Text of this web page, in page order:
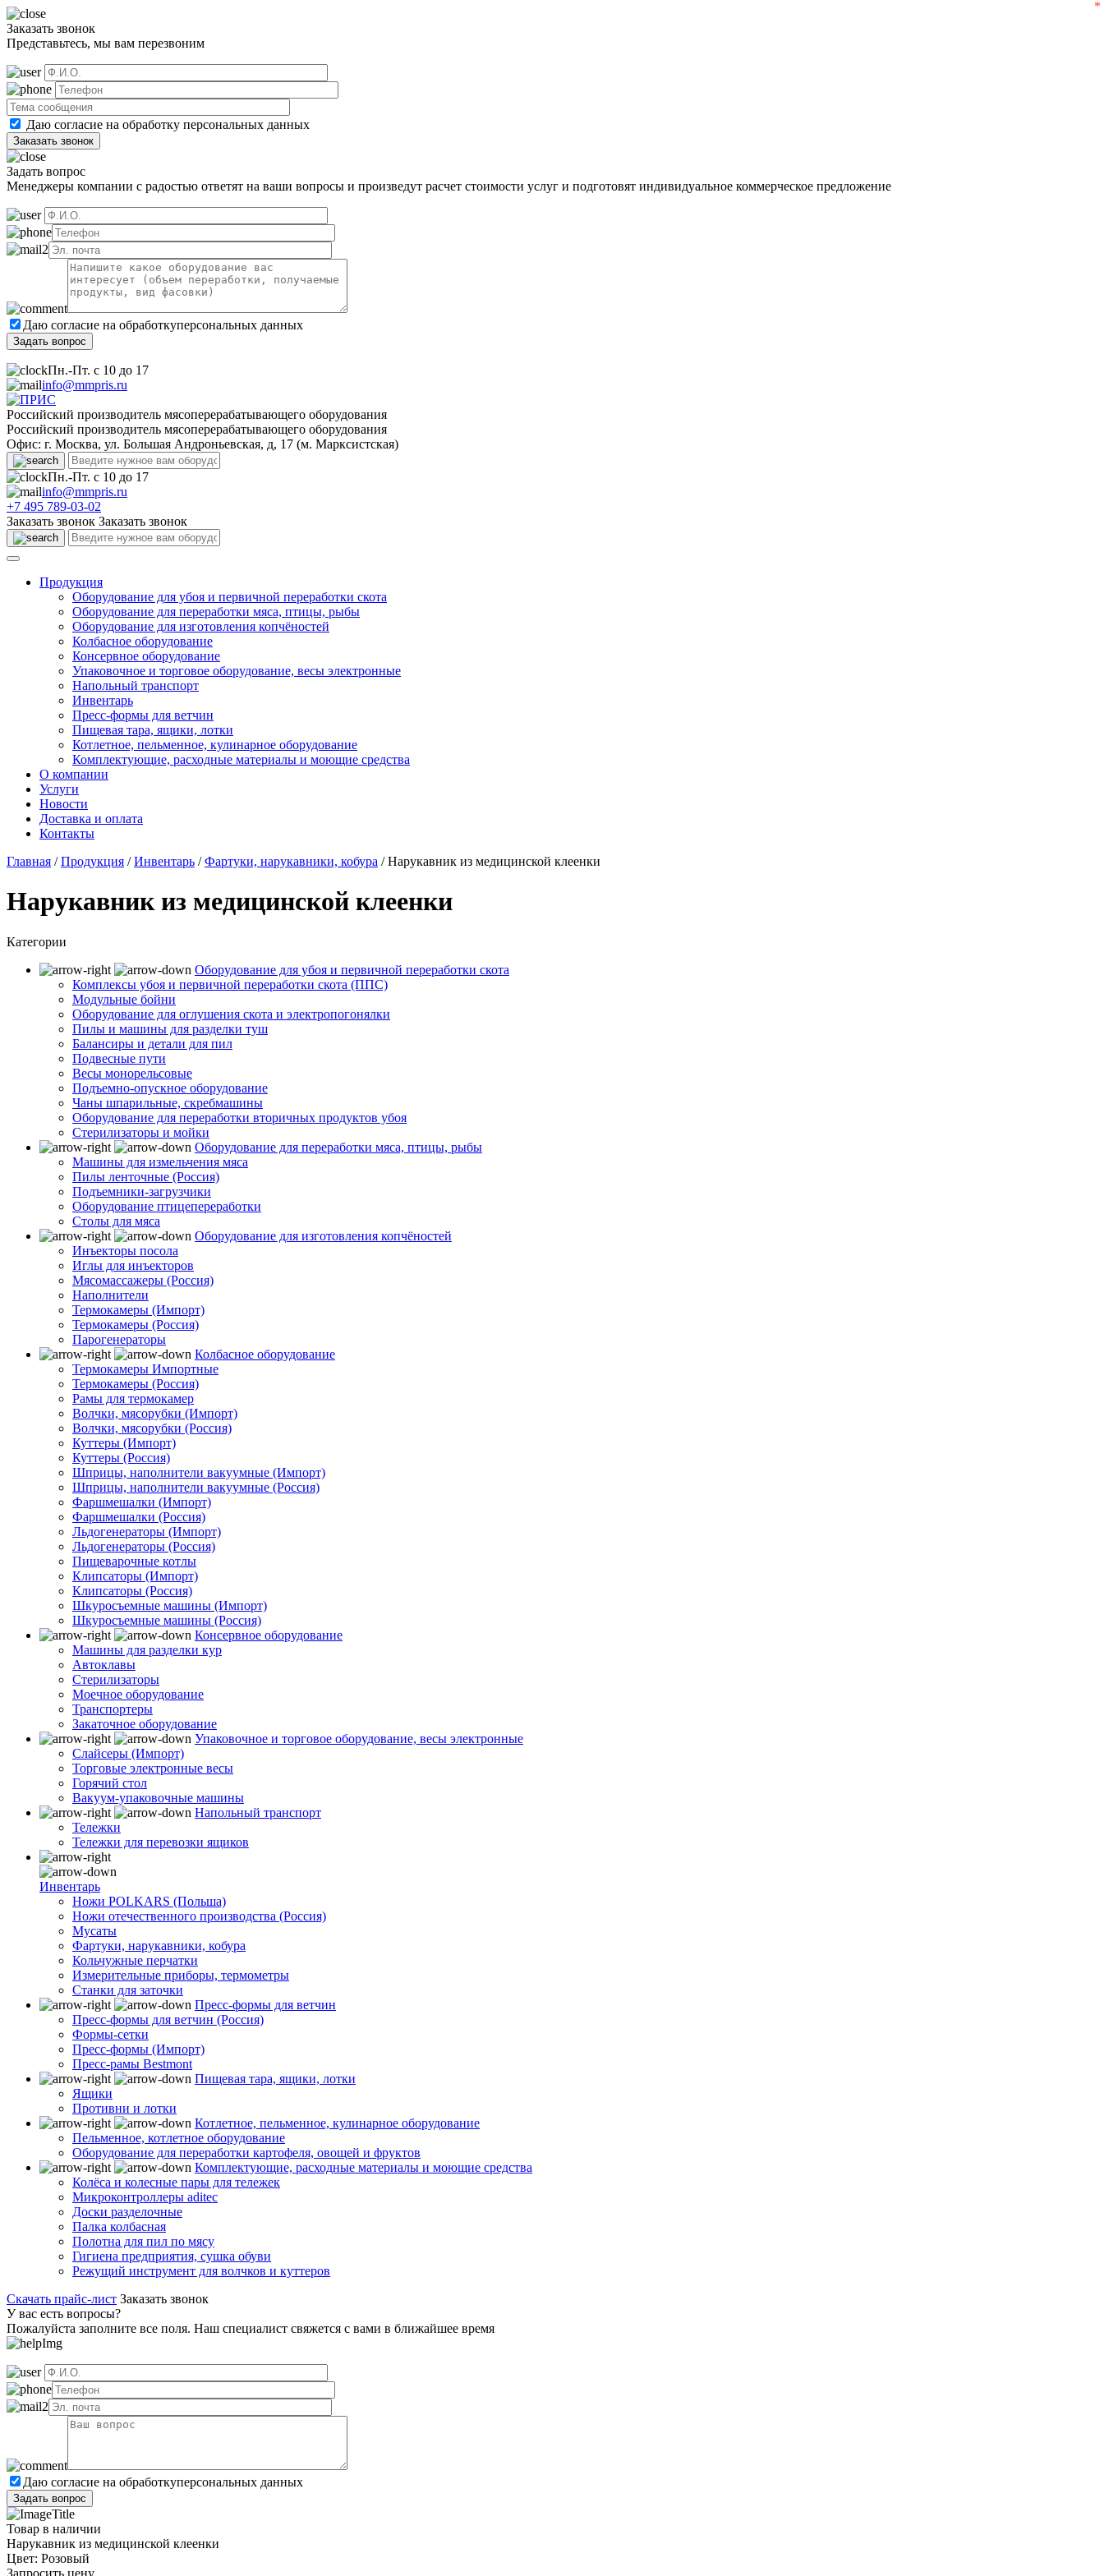
Заказать звонок
Представьтесь, мы вам перезвоним
Даю согласие на обработку персональных данных
Задать вопрос
Менеджеры компании с радостью ответят на ваши вопросы и произведут расчет стоимости услуг и подготовят индивидуальное коммерческое предложение
Даю согласие на обработкуперсональных данных
Пн.-Пт. с 10 до 17
info@mmpris.ru
Российский производитель мясоперерабатывающего оборудования
Российский производитель мясоперерабатывающего оборудования
Офис: г. Москва, ул. Большая Андроньевская, д, 17 (м. Марксистская)
Пн.-Пт. с 10 до 17
info@mmpris.ru
+7 495 789-03-02
Заказать звонок Заказать звонок
Продукция
Оборудование для убоя и первичной переработки скота
Оборудование для переработки мяса, птицы, рыбы
Оборудование для изготовления копчёностей
Колбасное оборудование
Консервное оборудование
Упаковочное и торговое оборудование, весы электронные
Напольный транспорт
Инвентарь
Пресс-формы для ветчин
Пищевая тара, ящики, лотки
Котлетное, пельменное, кулинарное оборудование
Комплектующие, расходные материалы и моющие средства
О компании
Услуги
Новости
Доставка и оплата
Контакты
Главная /Продукция /Инвентарь /Фартуки, нарукавники, кобура /Нарукавник из медицинской клеенки
Нарукавник из медицинской клеенки
Категории
Оборудование для убоя и первичной переработки скота
Комплексы убоя и первичной переработки скота (ППС)
Модульные бойни
Оборудование для оглушения скота и электропогонялки
Пилы и машины для разделки туш
Балансиры и детали для пил
Подвесные пути
Весы монорельсовые
Подъемно-опускное оборудование
Чаны шпарильные, скребмашины
Оборудование для переработки вторичных продуктов убоя
Стерилизаторы и мойки
Оборудование для переработки мяса, птицы, рыбы
Машины для измельчения мяса
Пилы ленточные (Россия)
Подъемники-загрузчики
Оборудование птицепереработки
Столы для мяса
Оборудование для изготовления копчёностей
Инъекторы посола
Иглы для инъекторов
Мясомассажеры (Россия)
Наполнители
Термокамеры (Импорт)
Термокамеры (Россия)
Парогенераторы
Колбасное оборудование
Термокамеры Импортные
Термокамеры (Россия)
Рамы для термокамер
Волчки, мясорубки (Импорт)
Волчки, мясорубки (Россия)
Куттеры (Импорт)
Куттеры (Россия)
Шприцы, наполнители вакуумные (Импорт)
Шприцы, наполнители вакуумные (Россия)
Фаршмешалки (Импорт)
Фаршмешалки (Россия)
Льдогенераторы (Импорт)
Льдогенераторы (Россия)
Пищеварочные котлы
Клипсаторы (Импорт)
Клипсаторы (Россия)
Шкуросъемные машины (Импорт)
Шкуросъемные машины (Россия)
Консервное оборудование
Машины для разделки кур
Автоклавы
Стерилизаторы
Моечное оборудование
Транспортеры
Закаточное оборудование
Упаковочное и торговое оборудование, весы электронные
Слайсеры (Импорт)
Торговые электронные весы
Горячий стол
Вакуум-упаковочные машины
Напольный транспорт
Тележки
Тележки для перевозки ящиков
Инвентарь
Ножи POLKARS (Польша)
Ножи отечественного производства (Россия)
Мусаты
Фартуки, нарукавники, кобура
Кольчужные перчатки
Измерительные приборы, термометры
Станки для заточки
Пресс-формы для ветчин
Пресс-формы для ветчин (Россия)
Формы-сетки
Пресс-формы (Импорт)
Пресс-рамы Bestmont
Пищевая тара, ящики, лотки
Ящики
Противни и лотки
Котлетное, пельменное, кулинарное оборудование
Пельменное, котлетное оборудование
Оборудование для переработки картофеля, овощей и фруктов
Комплектующие, расходные материалы и моющие средства
Колёса и колесные пары для тележек
Микроконтроллеры aditec
Доски разделочные
Палка колбасная
Полотна для пил по мясу
Гигиена предприятия, сушка обуви
Режущий инструмент для волчков и куттеров
Скачать прайс-лист Заказать звонок
У вас есть вопросы?
Пожалуйста заполните все поля. Наш специалист свяжется с вами в ближайшее время
Даю согласие на обработкуперсональных данных
Товар в наличии
Нарукавник из медицинской клеенки
Цвет: Розовый
Запросить цену